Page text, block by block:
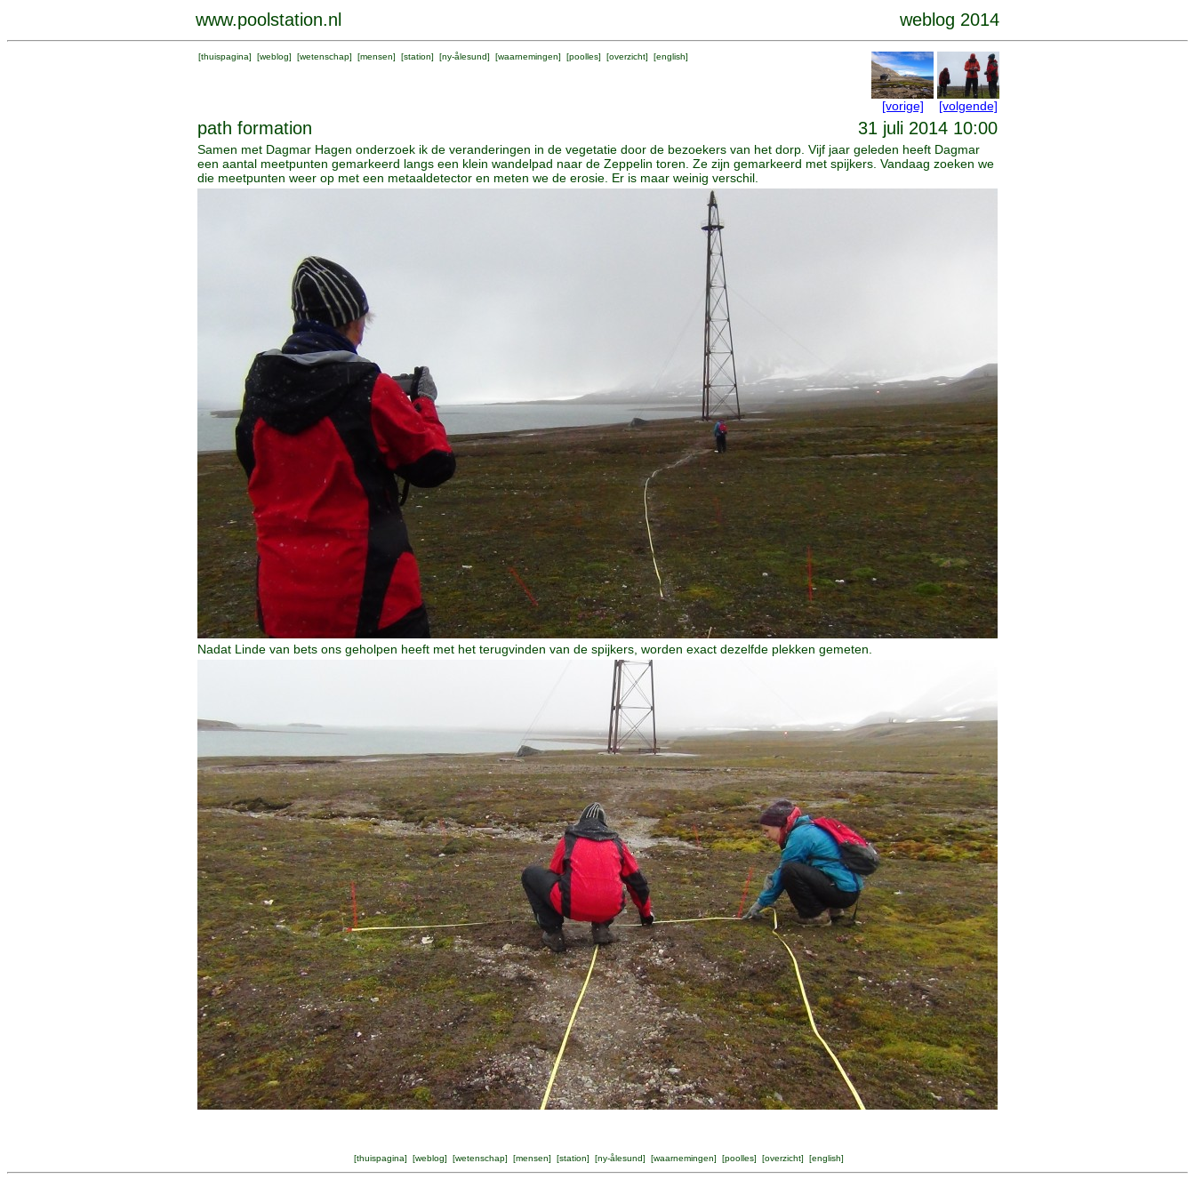
www.poolstation.nl weblog 2014
[thuispagina] [weblog] [wetenschap] [mensen] [station] [ny-ålesund] [waarnemingen] [poolles] [overzicht] [english]
[vorige] [volgende]
path formation 31 juli 2014 10:00
Samen met Dagmar Hagen onderzoek ik de veranderingen in de vegetatie door de bezoekers van het dorp. Vijf jaar geleden heeft Dagmar
een aantal meetpunten gemarkeerd langs een klein wandelpad naar de Zeppelin toren. Ze zijn gemarkeerd met spijkers. Vandaag zoeken we
die meetpunten weer op met een metaaldetector en meten we de erosie. Er is maar weinig verschil.
Nadat Linde van bets ons geholpen heeft met het terugvinden van de spijkers, worden exact dezelfde plekken gemeten.
[thuispagina] [weblog] [wetenschap] [mensen] [station] [ny-ålesund] [waarnemingen] [poolles] [overzicht] [english]